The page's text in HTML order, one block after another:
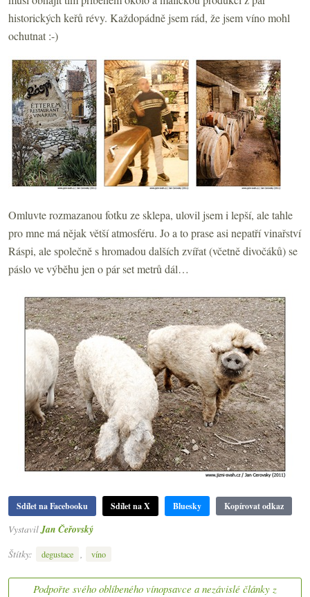
historických keřů révy. Každopádně jsem rád, že jsem víno mohl
ochutnat :-)
Omluvte rozmazanou fotku ze sklepa, ulovil jsem i lepší, ale tahle
pro mne má nějak větší atmosféru. Jo a to prase asi nepatří vinařství
Ráspi, ale společně s hromadou dalších zvířat (včetně divočáků) se
páslo ve výběhu jen o pár set metrů dál…
Sdílet na Facebooku Sdílet na X Bluesky Kopírovat odkaz
VystavilJan Čeřovský
Štítky:
degustace , víno
Podpořte svého oblíbeného vínopsavce a nezávislé články z